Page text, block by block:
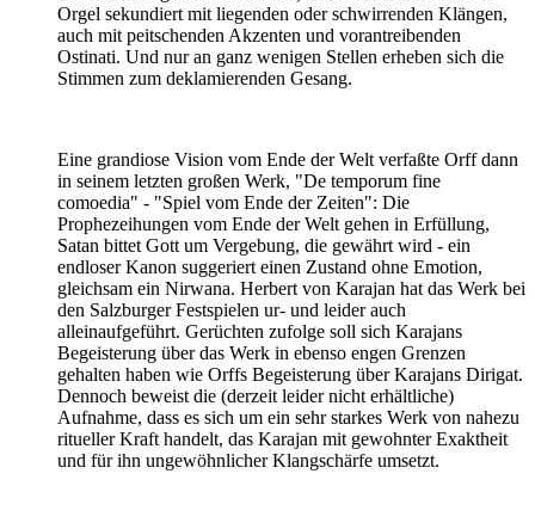
Orgel sekundiert mit liegenden oder schwirrenden Klängen,
auch mit peitschenden Akzenten und vorantreibenden
Ostinati. Und nur an ganz wenigen Stellen erheben sich die
Stimmen zum deklamierenden Gesang.
Eine grandiose Vision vom Ende der Welt verfaßte Orff dann
in seinem letzten großen Werk, "De temporum fine
comoedia" - "Spiel vom Ende der Zeiten": Die
Prophezeihungen vom Ende der Welt gehen in Erfüllung,
Satan bittet Gott um Vergebung, die gewährt wird - ein
endloser Kanon suggeriert einen Zustand ohne Emotion,
gleichsam ein Nirwana. Herbert von Karajan hat das Werk bei
den Salzburger Festspielen ur- und leider auch
alleinaufgeführt. Gerüchten zufolge soll sich Karajans
Begeisterung über das Werk in ebenso engen Grenzen
gehalten haben wie Orffs Begeisterung über Karajans Dirigat.
Dennoch beweist die (derzeit leider nicht erhältliche)
Aufnahme, dass es sich um ein sehr starkes Werk von nahezu
ritueller Kraft handelt, das Karajan mit gewohnter Exaktheit
und für ihn ungewöhnlicher Klangschärfe umsetzt.